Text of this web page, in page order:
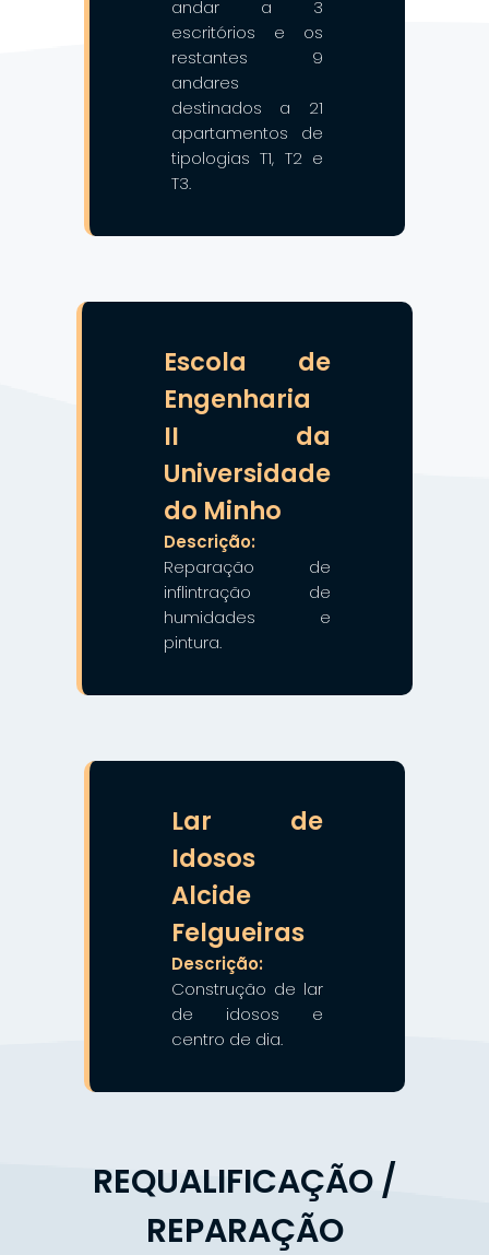
andar a 3
escritórios e os
restantes 9
andares
destinados a 21
apartamentos de
tipologias T1, T2 e
T3.
Escola de
Engenharia
II da
Universidade
do Minho
Descrição:
Reparação de
inflintração de
humidades e
pintura.
Lar de
Idosos
Alcide
Felgueiras
Descrição:
Construção de lar
de idosos e
centro de dia.
REQUALIFICAÇÃO /
REPARAÇÃO